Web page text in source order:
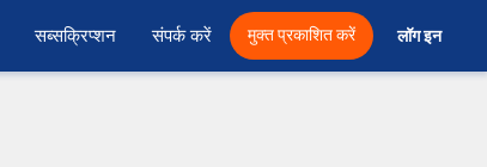
सब्सक्रिप्शन संपर्क करें मुक्त प्रकाशित करें लॉग इन